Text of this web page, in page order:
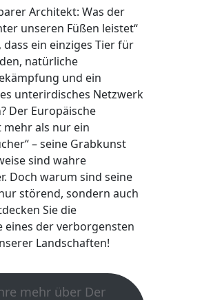
Architekt: Was der
unseren Füßen leistet“
dass ein einziges Tier für
natürliche
und ein
unterirdisches Netzwerk
Der Europäische
als nur ein
– seine Grabkunst
sind wahre
Doch warum sind seine
störend, sondern auch
Sie die
eines der verborgensten
Landschaften!
mehr über Der